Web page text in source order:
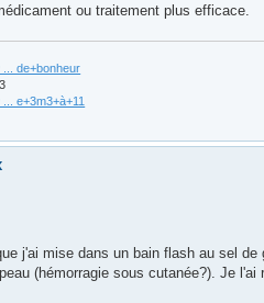
ou traitement plus efficace.
de+bonheur
e+3m3+à+11
j'ai mise dans un bain flash au sel
(hémorragie sous cutanée?). Je